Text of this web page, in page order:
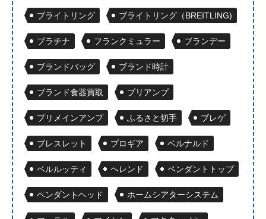
ブライトリング ブライトリング（BREITLING)
プラチナ フランクミュラー ブランデー
ブランドバッグ ブランド時計
ブランド食器買取 プリアンプ
プリメインアンプ ふるさと切手 ブレゲ
ブレスレット プロギア ベルナルド
ベルルッティ ヘレンド ペンダントトップ
ペンダントヘッド ホームシアターシステム